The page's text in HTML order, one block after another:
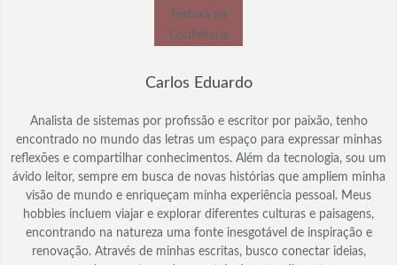
Carlos Eduardo
Analista de sistemas por profissão e escritor por paixão, tenho
encontrado no mundo das letras um espaço para expressar minhas
reflexões e compartilhar conhecimentos. Além da tecnologia, sou um
ávido leitor, sempre em busca de novas histórias que ampliem minha
visão de mundo e enriqueçam minha experiência pessoal. Meus
hobbies incluem viajar e explorar diferentes culturas e paisagens,
encontrando na natureza uma fonte inesgotável de inspiração e
renovação. Através de minhas escritas, busco conectar ideias,